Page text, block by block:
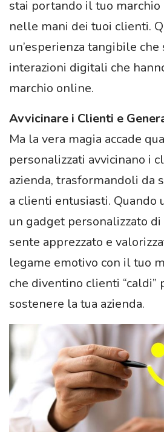
stai portando il tuo
nelle mani dei tuoi clienti.
un’esperienza tangibile
interazioni digitali che
marchio online.
Avvicinare i Clienti e
Ma la vera magia accade
personalizzati avvicinano i
azienda, trasformandoli da
a clienti entusiasti. Quando
un gadget personalizzato
sente apprezzato e
legame emotivo con il tuo
che diventino clienti “caldi”
sostenere la tua azienda.